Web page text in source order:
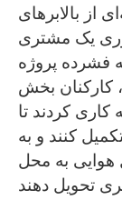
مجموعه‌ای از بالابرهای
یک مشتری
فشرده پروژه
کارکنان بخش
کاری کردند تا
کنند و به
به محل